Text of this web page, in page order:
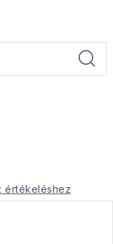
értékeléshez